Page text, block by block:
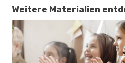
Weitere Materialien